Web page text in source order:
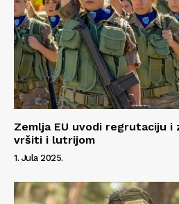
Zemlja EU uvodi regrutaciju i
vršiti i lutrijom
1. Jula 2025.